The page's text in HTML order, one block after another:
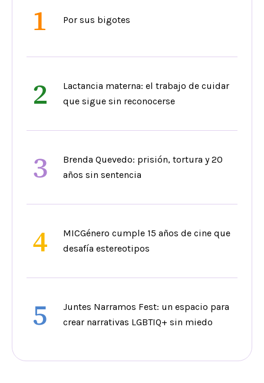
1 Por sus bigotes
2
Lactancia materna: el trabajo de cuidar
que sigue sin reconocerse
3
Brenda Quevedo: prisión, tortura y 20
años sin sentencia
4
MICGénero cumple 15 años de cine que
desafía estereotipos
5
Juntes Narramos Fest: un espacio para
crear narrativas LGBTIQ+ sin miedo